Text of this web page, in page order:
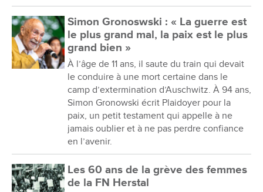
Simon Gronoswski : « La guerre est
le plus grand mal, la paix est le plus
grand bien »
À l’âge de 11 ans, il saute du train qui devait
le conduire à une mort certaine dans le
camp d’extermination d’Auschwitz. À 94 ans,
Simon Gronowski écrit Plaidoyer pour la
paix, un petit testament qui appelle à ne
jamais oublier et à ne pas perdre confiance
en l’avenir.
Les 60 ans de la grève des femmes
de la FN Herstal